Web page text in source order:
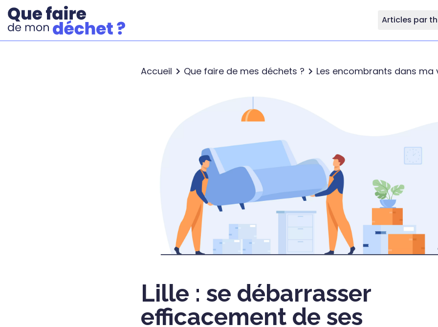
Articles par
Accueil Que faire de mes déchets ? Les encombrants dans ma
Lille : se débarrasser
efficacement de ses